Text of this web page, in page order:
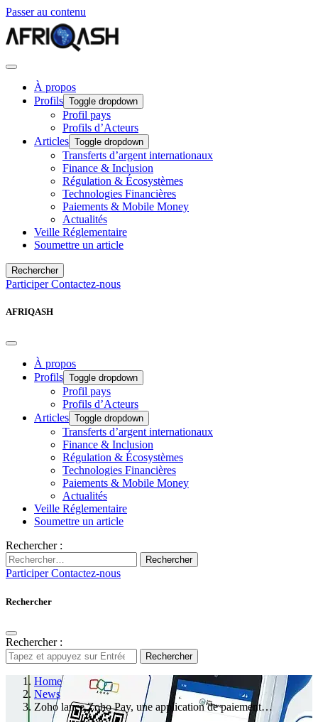
Passer au contenu
À propos
Profils Toggle dropdown
Profil pays
Profils d’Acteurs
Articles Toggle dropdown
Transferts d’argent internationaux
Finance & Inclusion
Régulation & Écosystèmes
Technologies Financières
Paiements & Mobile Money
Actualités
Veille Réglementaire
Soumettre un article
Rechercher
ParticiperContactez-nous
AFRIQASH
À propos
Profils Toggle dropdown
Profil pays
Profils d’Acteurs
Articles Toggle dropdown
Transferts d’argent internationaux
Finance & Inclusion
Régulation & Écosystèmes
Technologies Financières
Paiements & Mobile Money
Actualités
Veille Réglementaire
Soumettre un article
Rechercher :
Rechercher
ParticiperContactez-nous
Rechercher
Rechercher :
Rechercher
Home
News
Zoho lance Zoho Pay, une application de paiement…